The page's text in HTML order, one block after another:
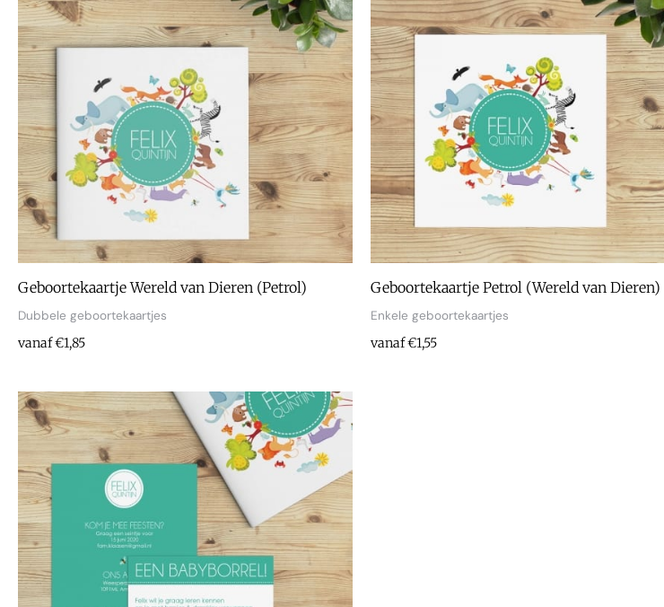
Geboortekaartje Wereld van Dieren (Petrol)
Dubbele geboortekaartjes
vanaf €1,85
Geboortekaartje Petrol (Wereld van Dieren)
Enkele geboortekaartjes
vanaf €1,55